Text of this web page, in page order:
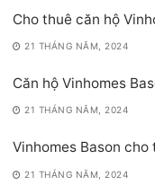
Cho thuê căn hộ
21 THÁNG NĂM, 2024
Căn hộ Vinhomes
21 THÁNG NĂM, 2024
Vinhomes Bason
21 THÁNG NĂM, 2024